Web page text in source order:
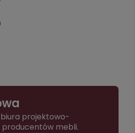
szary/stelaż szary
zł
projektowo-
mebli.